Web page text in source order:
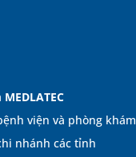
MEDLATEC
viện và phòng khám
nhánh các tỉnh